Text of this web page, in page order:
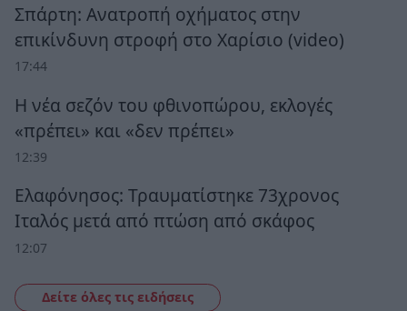
Σπάρτη: Ανατροπή οχήματος στην
επικίνδυνη στροφή στο Χαρίσιο (video)
17:44
Η νέα σεζόν του φθινοπώρου, εκλογές
«πρέπει» και «δεν πρέπει»
12:39
Ελαφόνησος: Τραυματίστηκε 73χρονος
Ιταλός μετά από πτώση από σκάφος
12:07
Δείτε όλες τις ειδήσεις